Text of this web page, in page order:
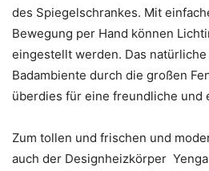
des Spiegelschrankes. Mit
Bewegung per Hand können
eingestellt werden. Das
Badambiente durch die großen
überdies für eine freundliche und
Zum tollen und frischen und
auch der Designheizkörper